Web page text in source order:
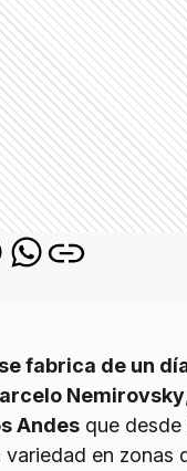
fabrica de un
Nemirovsky
Andes que desde
en zonas